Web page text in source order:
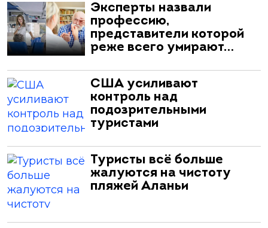
Эксперты назвали
профессию,
представители которой
реже всего умирают…
США усиливают
контроль над
подозрительными
туристами
Туристы всё больше
жалуются на чистоту
пляжей Аланьи